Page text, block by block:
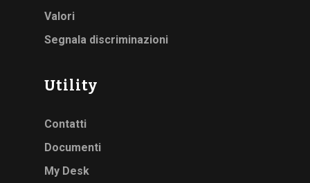
Valori
Segnala discriminazioni
Utility
Contatti
Documenti
My Desk